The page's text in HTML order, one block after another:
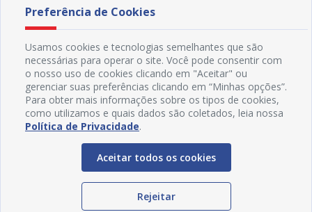
Redes Sociais
Preferência de Cookies
Usamos cookies e tecnologias semelhantes que são
necessárias para operar o site. Você pode consentir com
o nosso uso de cookies clicando em "Aceitar" ou
gerenciar suas preferências clicando em “Minhas opções”.
Para obter mais informações sobre os tipos de cookies,
como utilizamos e quais dados são coletados, leia nossa
Política de Privacidade.
Aceitar todos os cookies
Rejeitar